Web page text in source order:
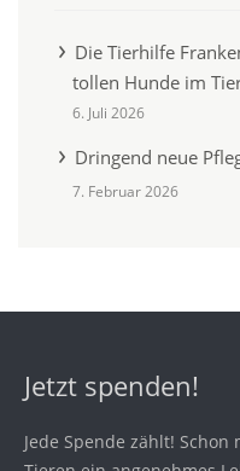
Die Tierhilfe
tollen Hunde im
6. Juli 2026
Dringend neue
7. Februar 2026
Jetzt spenden!
Jede Spende zählt!